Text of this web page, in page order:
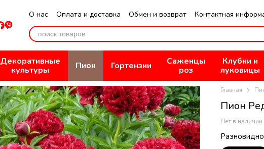
О нас Оплата и доставка Обмен и возврат
Контактная
Отзывы о магазине
Публичная оферта Политика
Декоративные
культуры
Пион Гортензии
Саженцы
роз
Клубни и
луковицы
Главная
Пион
Нет в наличии